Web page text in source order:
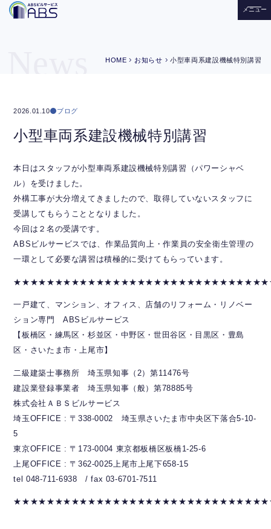
メニュー
HOME chevron_right お知らせ chevron_right小型車両系建設機械特別講習
2026.01.10 ブログ
小型車両系建設機械特別講習
本日はスタッフが小型車両系建設機械特別講習（パワーシャベ
ル）を受けました。
外構工事が大分増えてきましたので、取得していないスタッフに
受講してもらうこととなりました。
今回は２名の受講です。
ABSビルサービスでは、作業品質向上・作業員の安全衛生管理の
一環として必要な講習は積極的に受けてもらっています。
一戸建て、マンション、オフィス、店舗のリフォーム・リノベー
ション専門 ABSビルサービス
【板橋区・練馬区・杉並区・中野区・世田谷区・目黒区・豊島
区・さいたま市・上尾市】
二級建築士事務所 埼玉県知事（2）第11476号
建設業登録事業者 埼玉県知事（般）第78885号
株式会社ＡＢＳビルサービス
埼玉OFFICE : 〒338-0002 埼玉県さいたま市中央区下落合5-10-
5
東京OFFICE : 〒173-0004 東京都板橋区板橋1-25-6
上尾OFFICE : 〒362-0025上尾市上尾下658-15
tel 048-711-6938 / fax 03-6701-7511